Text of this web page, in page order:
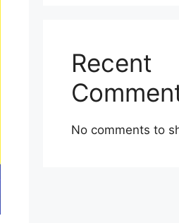
Recent
No comments to